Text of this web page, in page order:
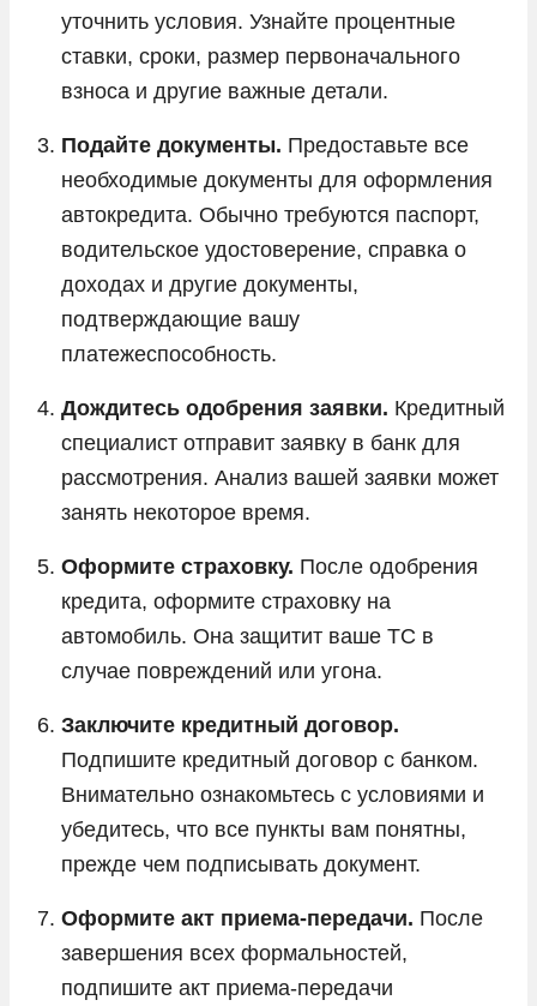
уточнить условия. Узнайте процентные
ставки, сроки, размер первоначального
взноса и другие важные детали.
Подайте документы. Предоставьте все
необходимые документы для оформления
автокредита. Обычно требуются паспорт,
водительское удостоверение, справка о
доходах и другие документы,
подтверждающие вашу
платежеспособность.
Дождитесь одобрения заявки. Кредитный
специалист отправит заявку в банк для
рассмотрения. Анализ вашей заявки может
занять некоторое время.
Оформите страховку. После одобрения
кредита, оформите страховку на
автомобиль. Она защитит ваше ТС в
случае повреждений или угона.
Заключите кредитный договор.
Подпишите кредитный договор с банком.
Внимательно ознакомьтесь с условиями и
убедитесь, что все пункты вам понятны,
прежде чем подписывать документ.
Оформите акт приема-передачи. После
завершения всех формальностей,
подпишите акт приема-передачи